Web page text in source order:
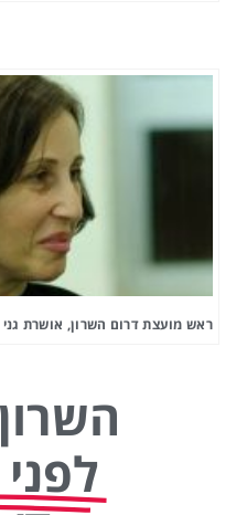
ראש מועצת דרום השרון, אושרת גני